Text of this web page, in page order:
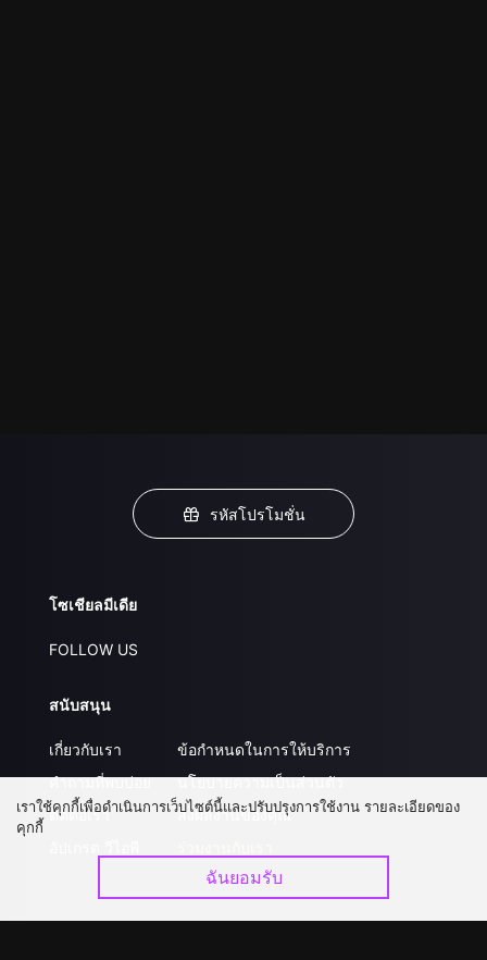
รหัสโปรโมชั่น
โซเชียลมีเดีย
FOLLOW US
สนับสนุน
เกี่ยวกับเรา
คำถามที่พบบ่อย
ติดต่อเรา
ข้อกำหนดในการให้บริการ
นโยบายความเป็นส่วนตัว
ส่งผลงานของคุณ
เราใช้คุกกี้เพื่อดำเนินการเว็บไซต์นี้และปรับปรุงการใช้งาน รายละเอียดของ
คุกกี้
ฉันยอมรับ